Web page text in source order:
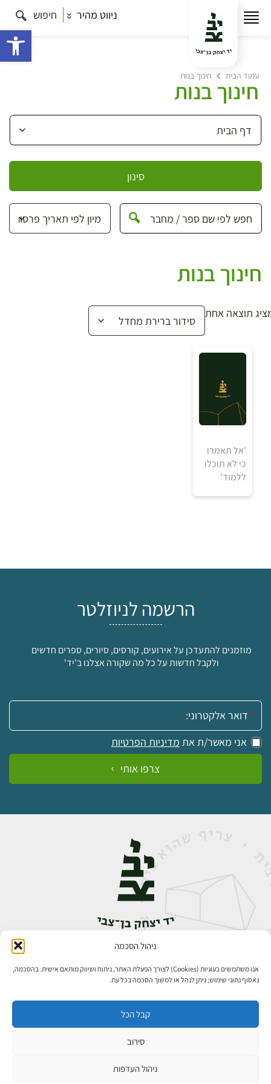
ניהול הסכמה
אנו משתמשים בעוגיות (Cookies) לצורך הפעלת האתר, ניתוח ושיווק מותאם אישית. בהסכמה,
נאסוף נתוני שימוש; ניתן לנהל או למשוך הסכמה בכל עת.
קבל הכל
סירוב
ניהול העדפות
ניווט מהיר חיפוש
עמוד הבית חינוך בנות
חינוך בנות
סינון
חינוך בנות
תוצאה אחת
'אל תאמרו
כי לא תוכלו
ללמוד'
הרשמה לניוזלטר
מוזמנים להתעדכן על אירועים, קורסים, סיורים, ספרים חדשים
ולקבל חדשות על כל מה שקורה אצלנו ב'יד'
אימייל:
אני מאשר/ת את מדיניות הפרטיות
צרפו אותי
אבן גבירול 14, רחביה, ירושלים
פיתוח אתרים